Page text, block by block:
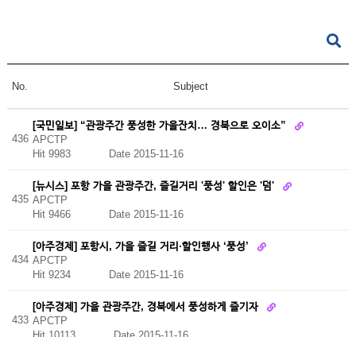
No. Subject
436
[국민일보] “관광주간 풍성한 가을잔치… 경북으로 오이소”
APCTP
Hit 9983
Date 2015-11-16
435
[뉴시스] 포항 가을 관광주간, 즐길거리 '풍성' 할인은 '덤'
APCTP
Hit 9466
Date 2015-11-16
434
[아주경제] 포항시, 가을 즐길 거리·할인행사 ‘풍성’
APCTP
Hit 9234
Date 2015-11-16
433
[아주경제] 가을 관광주간, 경북에서 풍성하게 즐기자
APCTP